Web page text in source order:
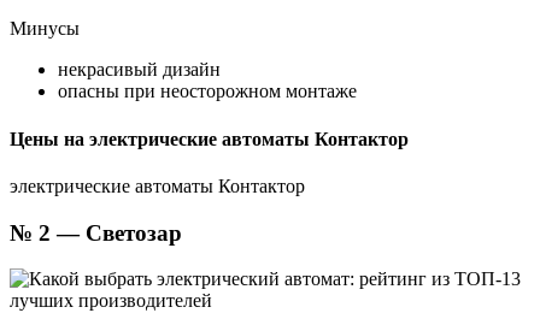
Минусы
некрасивый дизайн
опасны при неосторожном монтаже
Цены на электрические автоматы Контактор
электрические автоматы Контактор
№ 2 — Светозар